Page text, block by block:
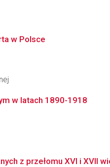
w Polsce
w latach 1890-1918
z przełomu XVI i XVII